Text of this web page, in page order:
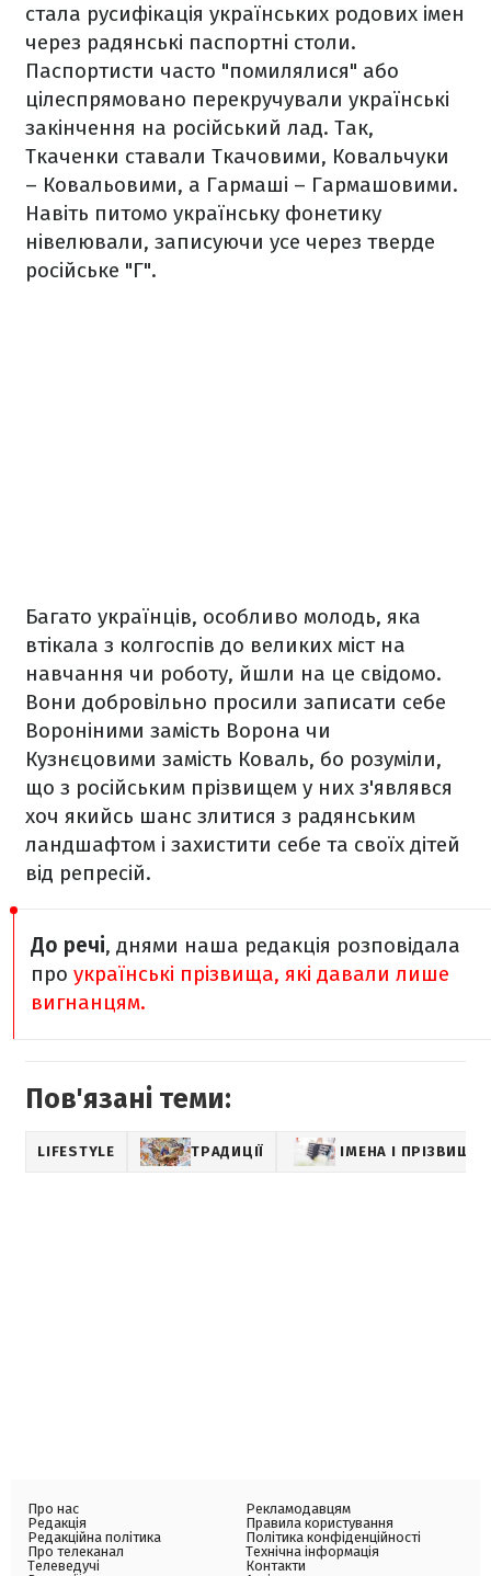
стала русифікація українських родових імен
через радянські паспортні столи.
Паспортисти часто "помилялися" або
цілеспрямовано перекручували українські
закінчення на російський лад. Так,
Ткаченки ставали Ткачовими, Ковальчуки
– Ковальовими, а Гармаші – Гармашовими.
Навіть питомо українську фонетику
нівелювали, записуючи усе через тверде
російське "Г".
Багато українців, особливо молодь, яка
втікала з колгоспів до великих міст на
навчання чи роботу, йшли на це свідомо.
Вони добровільно просили записати себе
Вороніними замість Ворона чи
Кузнєцовими замість Коваль, бо розуміли,
що з російським прізвищем у них з'являвся
хоч якийсь шанс злитися з радянським
ландшафтом і захистити себе та своїх дітей
від репресій.
До речі, днями наша редакція розповідала
про українські прізвища, які давали лише
вигнанцям.
Пов'язані теми:
LIFESTYLE ТРАДИЦІЇ ІМЕНА І ПРІЗВИЩА
Про нас
Редакція
Редакційна політика
Про телеканал
Телеведучі
Рекламодавцям
Правила користування
Політика конфіденційності
Технічна інформація
Контакти